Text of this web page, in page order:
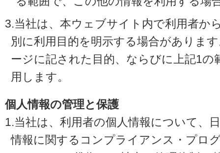
3.当社は、本ウェブサイト内で利用者か
別に利用目的を明示する場合がありま
ージに記された目的、ならびに上記1の
用します。
個人情報の管理と保護
1.当社は、利用者の個人情報について、
情報に関するコンプライアンス・プロ